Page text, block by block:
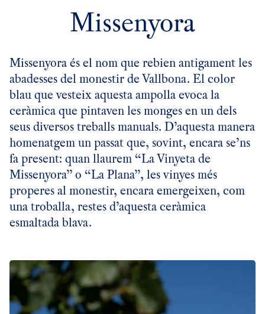
Missenyora
Missenyora és el nom que rebien antigament les
abadesses del monestir de Vallbona. El color
blau que vesteix aquesta ampolla evoca la
ceràmica que pintaven les monges en un dels
seus diversos treballs manuals. D’aquesta manera
homenatgem un passat que, sovint, encara se’ns
fa present: quan llaurem “La Vinyeta de
Missenyora” o “La Plana”, les vinyes més
properes al monestir, encara emergeixen, com
una troballa, restes d’aquesta ceràmica
esmaltada blava.